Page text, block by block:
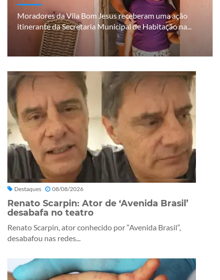
Moradores da Vila Bom Jesus receberam uma ação
itinerante da Secretaria Municipal de Habitação na...
Destaques 08/08/2026
Renato Scarpin: Ator de ‘Avenida Brasil’
desabafa no teatro
Renato Scarpin, ator conhecido por “Avenida Brasil”,
desabafou nas redes...